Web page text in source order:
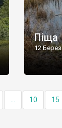
Піща
12
10 15